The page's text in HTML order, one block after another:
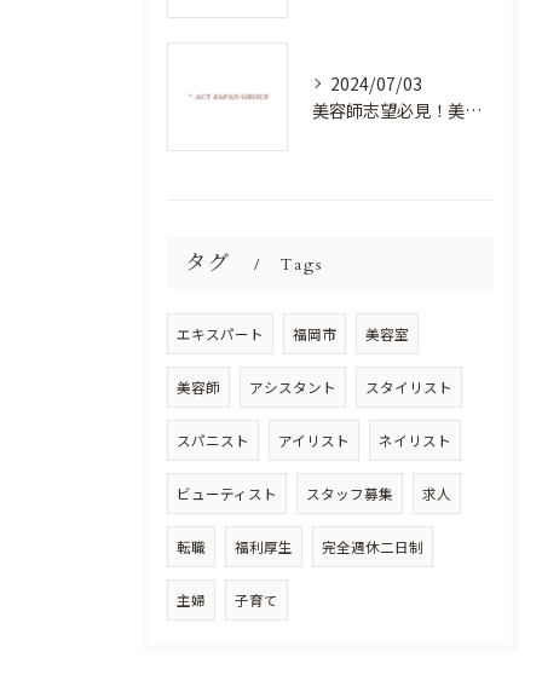
2024/07/03
美容師志望必見！美容室NEWSTANDARDで最高のスキルアップを目指そう！
タグ Tags
エキスパート 福岡市 美容室
美容師 アシスタント スタイリスト
スパニスト アイリスト ネイリスト
ビューティスト スタッフ募集 求人
転職 福利厚生 完全週休二日制
主婦 子育て